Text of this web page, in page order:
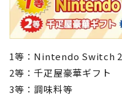
1等：Nintendo Switch 2
2等：千疋屋豪華ギフト
3等：調味料等